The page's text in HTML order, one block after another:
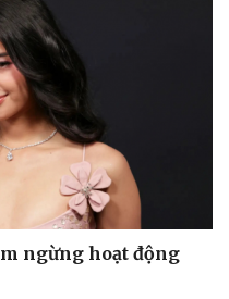
ngừng hoạt động